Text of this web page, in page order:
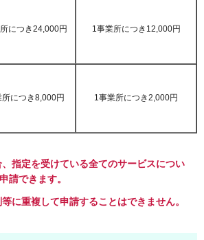
につき24,000円 1事業所につき12,000円
所につき8,000円 1事業所につき2,000円
指定を受けている全てのサービスについ
請できます。
に重複して申請することはできません。